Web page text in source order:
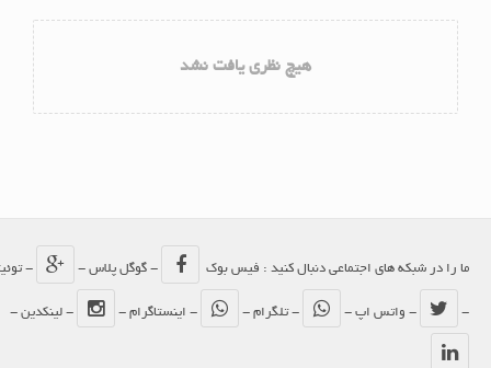
هیچ نظری یافت نشد
ما را در شبکه های اجتماعی دنبال کنید : فیس بوک - گوگل پلاس - - توئیتر
- واتس اپ - - تلگرام - - اینستاگرام - - لینکدین -